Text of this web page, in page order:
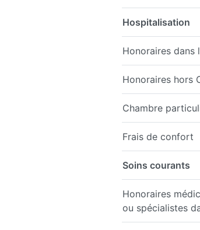
Hospitalisation
Honoraires dans
Honoraires hors
Chambre
Frais de confort
Soins courants
Honoraires
ou spécialistes